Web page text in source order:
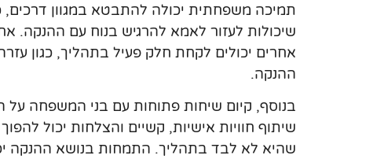
תמיכה משפחתית יכולה להתבטא במגוון דרכים,
שיכולות לעזור לאמא להרגיש בנוח עם
אחרים יכולים לקחת חלק פעיל בתהליך, כגון
ההנקה.
בנוסף, קיום שיחות פתוחות עם בני המשפחה על
שיתוף חוויות אישיות, קשיים והצלחות יכול
שהיא לא לבד בתהליך. התמחות בנושא ההנקה